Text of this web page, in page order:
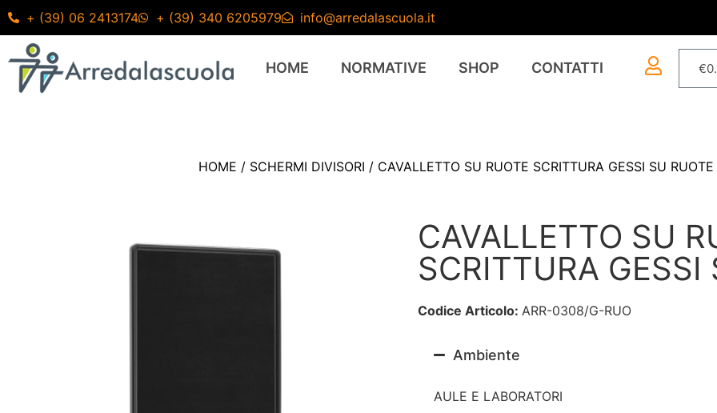
+ (39) 06 2413174 + (39) 340 6205979 info@arredalascuola.it
HOME NORMATIVE SHOP CONTATTI €
HOME / SCHERMI DIVISORI / CAVALLETTO SU RUOTE SCRITTURA GESSI SU RUOTE
CAVALLETTO SU
SCRITTURA GESSI
Codice Articolo: ARR-0308/G-RUO
Ambiente
AULE E LABORATORI